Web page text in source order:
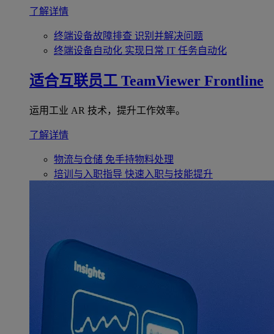
了解详情
终端设备故障排查 识别并解决问题
终端设备自动化 实现日常 IT 任务自动化
适合互联员工 TeamViewer Frontline
运用工业 AR 技术，提升工作效率。
了解详情
物流与仓储 免手持物料处理
培训与入职指导 快速入职与技能提升